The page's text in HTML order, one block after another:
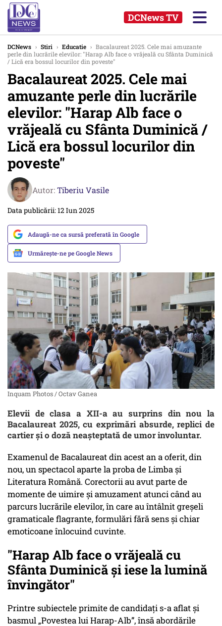
DCNews TV
DCNews › Stiri › Educatie › Bacalaureat 2025. Cele mai amuzante
perle din lucrările elevilor: "Harap Alb face o vrăjeală cu Sfânta Duminică
/ Lică era bossul locurilor din poveste"
Bacalaureat 2025. Cele mai
amuzante perle din lucrările
elevilor: "Harap Alb face o
vrăjeală cu Sfânta Duminică /
Lică era bossul locurilor din
poveste"
Autor:Tiberiu Vasile
Data publicării: 12 Iun 2025
Adaugă-ne ca sursă preferată în Google
Urmărește-ne pe Google News
Inquam Photos / Octav Ganea
Elevii de clasa a XII-a au surprins din nou la
Bacalaureat 2025, cu exprimări absurde, replici de
cartier și o doză neașteptată de umor involuntar.
Examenul de Bacalaureat din acest an a oferit, din
nou, un spectacol aparte la proba de Limba și
Literatura Română. Corectorii au avut parte de
momente de uimire și amuzament atunci când au
parcurs lucrările elevilor, în care au întâlnit greșeli
gramaticale flagrante, formulări fără sens și chiar
emoticoane înlocuind cuvinte.
"Harap Alb face o vrăjeală cu
Sfânta Duminică și iese la lumină
învingător"
Printre subiectele primite de candidați s-a aflat și
basmul „Povestea lui Harap-Alb”, însă abordările